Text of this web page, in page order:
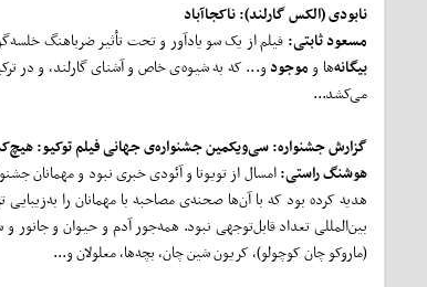
نابودی(الکس گارلند):ناکجاآباد
مسعود ثابتی: فیلم از یک سو یادآور و تحت تأثیر ضرباهنگ
بیگانه‌ها و موجودو... که به شیوه‌ی خاص و آشنای گارلند، و در
می‌کشد...
گزارش جشنواره: سی‌ویکمین جشنواره‌ی جهانی فیلم توکیو:
هوشنگ راستی:امسال از تویوتا و آئودی خبری نبود و مهمانان
هدیه کرده بود که با آن‌ها صحنه‌ی مصاحبه با مهمانان را
بین‌المللی تعداد قابل‌توجهی نبود. همه‌جور آدم و حیوان و
(ماروکو چان کوچولو)، کریون شین چان، بچه‌ها، معلولان و...